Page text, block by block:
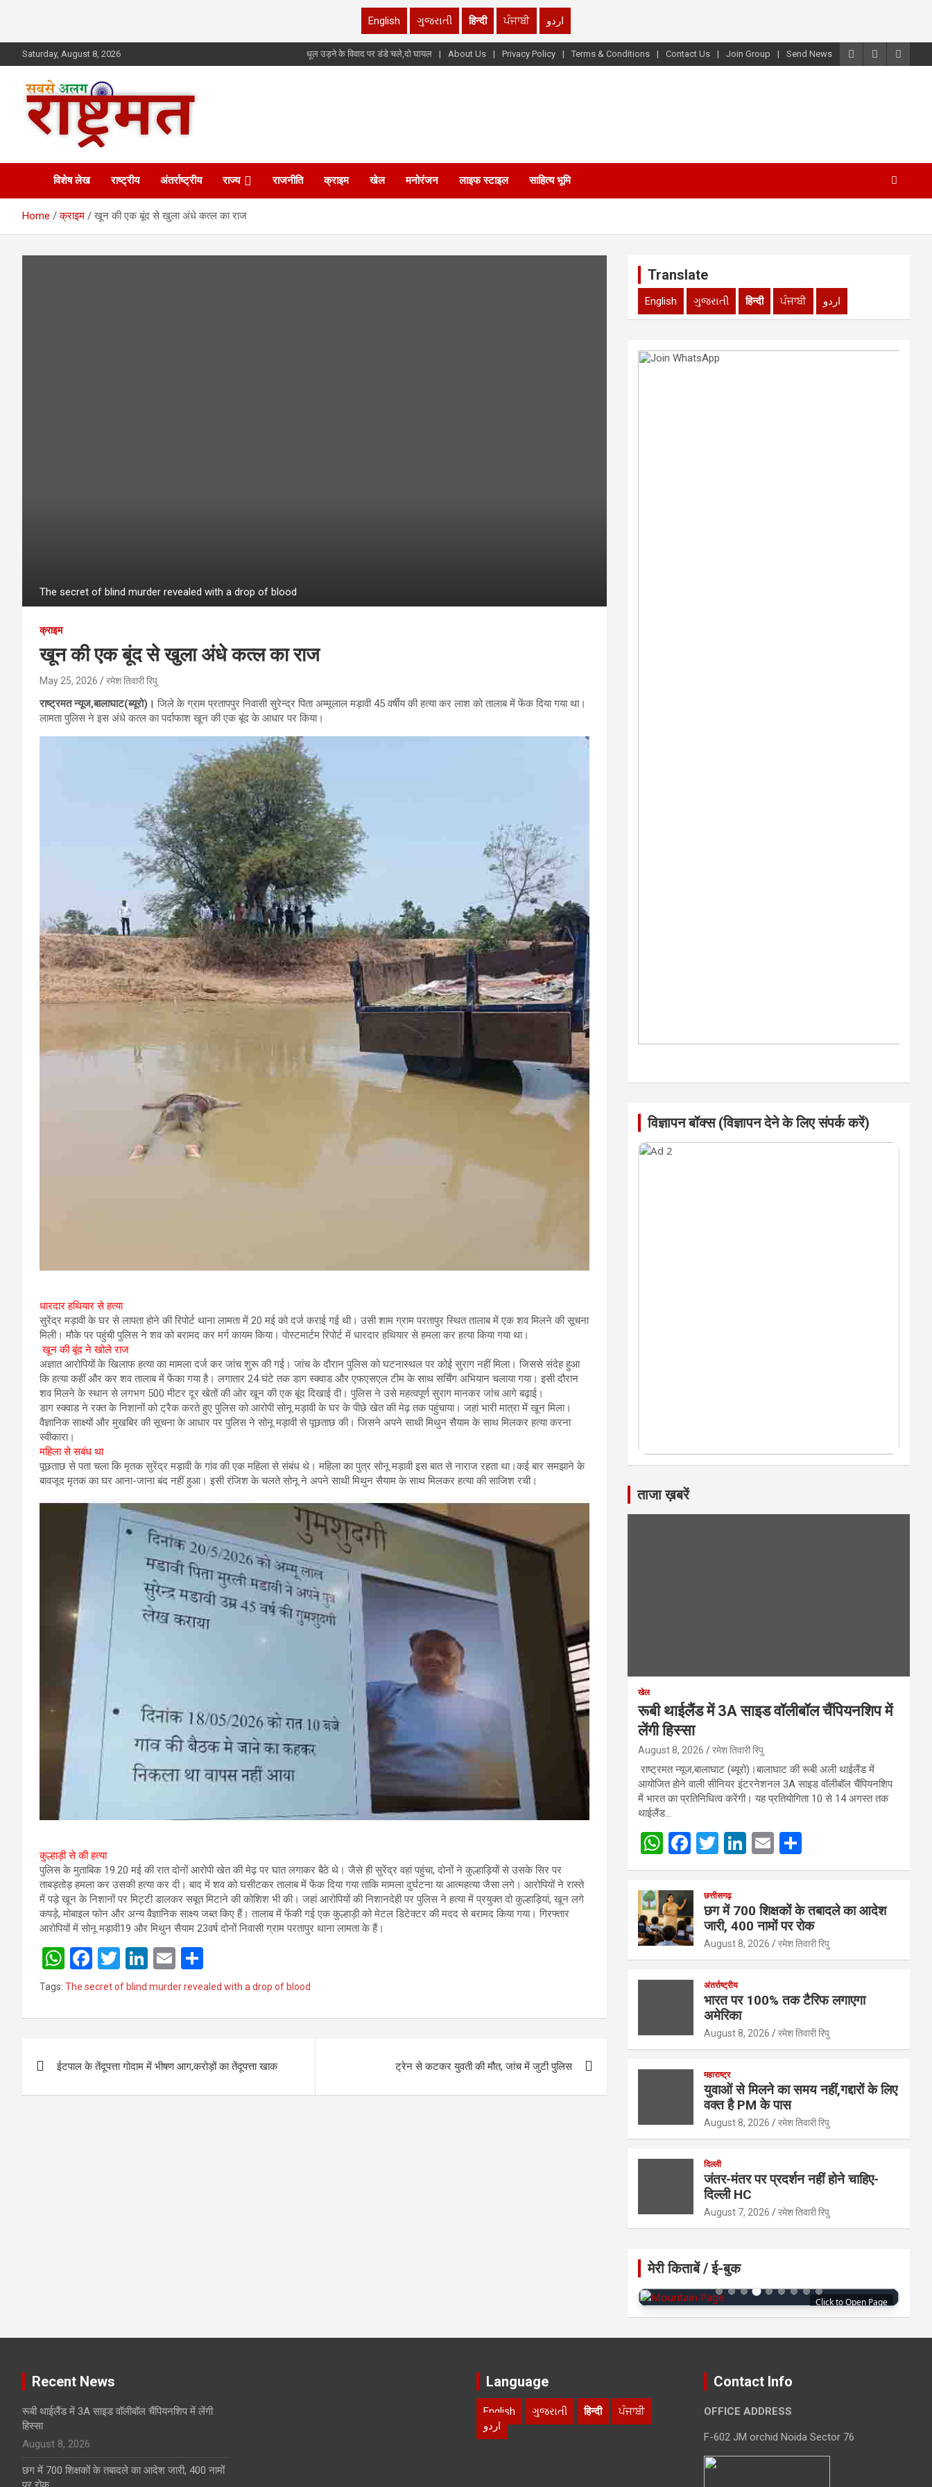
English ગુજરાતી हिन्दी ਪੰਜਾਬੀ اردو
to
Saturday, August 8, 2026 धूल उड़ने के विवाद पर डंडे चले,दो घायल About Us Privacy Policy Terms & Conditions Contact Us Join Group Send News
rashtrmat.com
विशेष लेख
राष्ट्रीय अंतर्राष्ट्रीय राज्य राजनीति क्राइम खेल मनोरंजन लाइफ स्टाइल साहित्य भूमि
Home क्राइम खून की एक बूंद से खुला अंधे कत्ल का राज
The secret of blind murder revealed with a drop of blood
क्राइम
खून की एक बूंद से खुला अंधे कत्ल का राज
May 25, 2026 रमेश तिवारी रिपु
राष्ट्रमत न्यूज,बालाघाट(ब्यूरो)। जिले के ग्राम प्रतापपुर निवासी सुरेन्द्र पिता अम्मूलाल मड़ावी 45 वर्षीय की हत्या कर लाश को तालाब में फेंक दिया गया था।
लामता पुलिस ने इस अंधे कत्ल का पर्दाफाश खून की एक बूंद के आधार पर किया।
धारदार हथियार से हत्या
सुरेंद्र मड़ावी के घर से लापता होने की रिपोर्ट थाना लामता में 20 मई को दर्ज कराई गई थी। उसी शाम ग्राम परतापुर स्थित तालाब में एक शव मिलने की सूचना
मिली। मौके पर पहुंची पुलिस ने शव को बरामद कर मर्ग कायम किया। पोस्टमार्टम रिपोर्ट में धारदार हथियार से हमला कर हत्या किया गया था।
खून की बूंद ने खोले राज
अज्ञात आरोपियों के खिलाफ हत्या का मामला दर्ज कर जांच शुरू की गई। जांच के दौरान पुलिस को घटनास्थल पर कोई सुराग नहीं मिला। जिससे संदेह हुआ
कि हत्या कहीं और कर शव तालाब में फेंका गया है। लगातार 24 घंटे तक डाग स्क्वाड और एफएसएल टीम के साथ सर्चिंग अभियान चलाया गया। इसी दौरान
शव मिलने के स्थान से लगभग 500 मीटर दूर खेतों की ओर खून की एक बूंद दिखाई दी। पुलिस ने उसे महत्वपूर्ण सुराग मानकर जांच आगे बढ़ाई।
डाग स्क्वाड ने रक्त के निशानों को ट्रैक करते हुए पुलिस को आरोपी सोनू मड़ावी के घर के पीछे खेत की मेढ़ तक पहुंचाया। जहां भारी मात्रा में खून मिला।
वैज्ञानिक साक्ष्यों और मुखबिर की सूचना के आधार पर पुलिस ने सोनू मड़ावी से पूछताछ की। जिसने अपने साथी मिथुन सैयाम के साथ मिलकर हत्या करना
स्वीकारा।
महिला से सबंध था
पूछताछ से पता चला कि मृतक सुरेंद्र मड़ावी के गांव की एक महिला से संबंध थे। महिला का पुत्र सोनू मड़ावी इस बात से नाराज रहता था।कई बार समझाने के
बावजूद मृतक का घर आना-जाना बंद नहीं हुआ। इसी रंजिश के चलते सोनू ने अपने साथी मिथुन सैयाम के साथ मिलकर हत्या की साजिश रची।
कुल्हाड़ी से की हत्या
पुलिस के मुताबिक 19.20 मई की रात दोनों आरोपी खेत की मेढ़ पर घात लगाकर बैठे थे। जैसे ही सुरेंद्र वहां पहुंचा, दोनों ने कुल्हाड़ियों से उसके सिर पर
ताबड़तोड़ हमला कर उसकी हत्या कर दी। बाद में शव को घसीटकर तालाब में फेंक दिया गया ताकि मामला दुर्घटना या आत्महत्या जैसा लगे। आरोपियों ने रास्ते
में पड़े खून के निशानों पर मिट्टी डालकर सबूत मिटाने की कोशिश भी की। जहां आरोपियों की निशानदेही पर पुलिस ने हत्या में प्रयुक्त दो कुल्हाड़ियां, खून लगे
कपड़े, मोबाइल फोन और अन्य वैज्ञानिक साक्ष्य जब्त किए हैं। तालाब में फेंकी गई एक कुल्हाड़ी को मेटल डिटेक्टर की मदद से बरामद किया गया। गिरफ्तार
आरोपियों में सोनू मड़ावी19 और मिथुन सैयाम 23वर्ष दोनों निवासी ग्राम परतापुर थाना लामता के हैं।
W
h
s
p
p
F
a
b
o
k
T
wi
er
Li
n
dI
E
m h
e
Tags: The secret of blind murder revealed with a drop of blood
navigation
ईटपाल के तेंदूपत्ता गोदाम में भीषण आग,करोड़ों का तेंदूपत्ता खाक ट्रेन से कटकर युवती की मौत, जांच में जुटी पुलिस
Translate
English ગુજરાતી हिन्दी ਪੰਜਾਬੀ اردو
विज्ञापन बॉक्स (विज्ञापन देने के लिए संपर्क करें)
ताजा ख़बरें
खेल
रूबी थाईलैंड में 3A साइड वॉलीबॉल चैंपियनशिप में
लेंगी हिस्सा
August 8, 2026 रमेश तिवारी रिपु
राष्ट्रमत न्यूज,बालाघाट (ब्यूरो)।बालाघाट की रूबी अली थाईलैंड में
आयोजित होने वाली सीनियर इंटरनेशनल 3A साइड वॉलीबॉल चैंपियनशिप
में भारत का प्रतिनिधित्व करेंगी। यह प्रतियोगिता 10 से 14 अगस्त तक
थाईलैंड…
W
h
at
s
A
p
p
F
a
ce
b
o
o
k
T
wi
tt
er
Li
n
dI
n
E
m h
e
छत्तीसगढ़
छग में 700 शिक्षकों के तबादले का आदेश
जारी, 400 नामों पर रोक
August 8, 2026 रमेश तिवारी रिपु
अंतर्राष्ट्रीय
भारत पर 100% तक टैरिफ लगाएगा
अमेरिका
August 8, 2026 रमेश तिवारी रिपु
महाराष्ट्र
युवाओं से मिलने का समय नहीं,गद्दारों के लिए
वक्त है PM के पास
August 8, 2026 रमेश तिवारी रिपु
दिल्ली
जंतर-मंतर पर प्रदर्शन नहीं होने चाहिए-
दिल्ली HC
August 7, 2026 रमेश तिवारी रिपु
मेरी किताबें / ई-बुक
Click to Open Page
Recent News
रूबी थाईलैंड में 3A साइड वॉलीबॉल चैंपियनशिप में लेंगी
हिस्सा
August 8, 2026
छग में 700 शिक्षकों के तबादले का आदेश जारी, 400 नामों
Language
English ગુજરાતી हिन्दी
ਪੰਜਾਬੀ
اردو
Contact Info
OFFICE ADDRESS
F-602 JM orchid Noida Sector 76